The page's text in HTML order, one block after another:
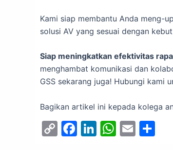
Kami siap membantu Anda meng-
solusi AV yang sesuai dengan
Siap meningkatkan efektivitas
menghambat komunikasi dan
GSS sekarang juga! Hubungi kami
Bagikan artikel ini kepada kolega
C
F
Li W E